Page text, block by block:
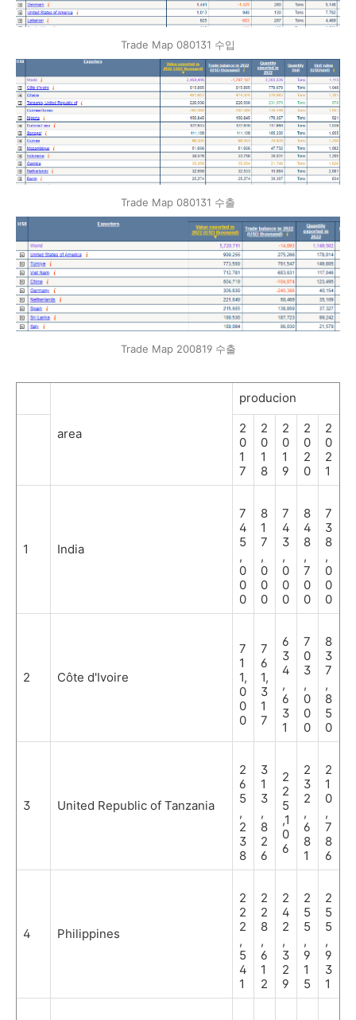
Trade Map 080131 수입
Trade Map 080131 수출
Trade Map 200819 수출
area
producion
2
0
1
7
2
0
1
8
2
0
1
9
2
0
2
0
2
0
2
1
1 India
7
4
5
,
0
0
0
8
1
7
,
0
0
0
7
4
3
,
0
0
0
8
4
8
,
7
0
0
7
3
8
,
0
0
0
2 Côte d'Ivoire
7
1
1,
0
0
0
7
6
1,
3
1
7
6
3
4
,
6
3
1
7
0
3
,
0
0
0
8
3
7
,
8
5
0
3 United Republic of Tanzania
2
6
5
,
2
3
8
3
1
3
,
8
2
6
2
2
5
,1
0
6
2
3
2
,
6
8
1
2
1
0
,
7
8
6
4 Philippines
2
2
2
,
5
4
1
2
2
8
,
6
1
2
2
4
2
,
3
2
9
2
5
5
,
9
1
5
2
5
5
,
9
3
1